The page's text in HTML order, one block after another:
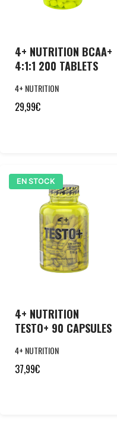
4+ NUTRITION BCAA+
4:1:1 200 TABLETS
4+ NUTRITION
29,99€
EN STOCK
4+ NUTRITION
TESTO+ 90 CAPSULES
4+ NUTRITION
37,99€